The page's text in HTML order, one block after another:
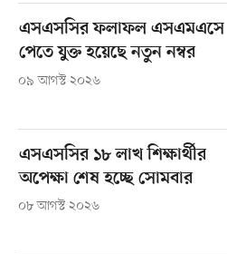
এসএসসির ফলাফল এসএমএসে
পেতে যুক্ত হয়েছে নতুন নম্বর
০৯ আগস্ট ২০২৬
এসএসসির ১৮ লাখ শিক্ষার্থীর
অপেক্ষা শেষ হচ্ছে সোমবার
০৮ আগস্ট ২০২৬